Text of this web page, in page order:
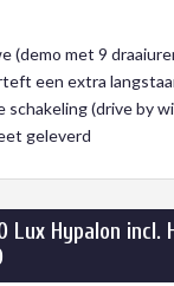
(demo met 9
een extra
schakeling (drive by
geleverd
Lux Hypalon incl.